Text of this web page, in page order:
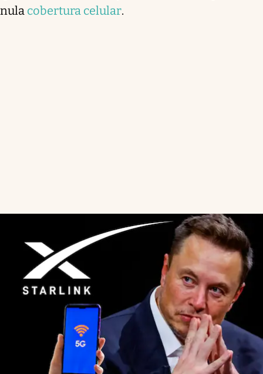
nula cobertura celular.